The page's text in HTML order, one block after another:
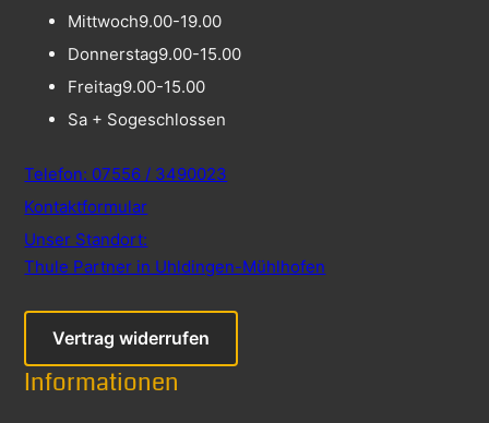
Mittwoch9.00-19.00
Donnerstag9.00-15.00
Freitag9.00-15.00
Sa + Sogeschlossen
Telefon: 07556 / 3490023
Kontaktformular
Unser Standort:
Thule Partner in Uhldingen-Mühlhofen
Vertrag widerrufen
Informationen